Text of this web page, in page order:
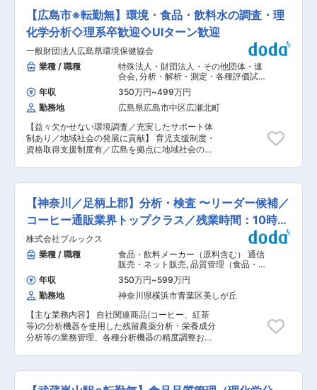
の定める業務
程 ■組織構成 部門30名程 若手からベテランまで
幅広い社員が活躍しています。 ■当社について
・1958年に設立されたスープ、調味料、加工食
品、業務用食品の製造・販売を行う食品メーカー
です。 ・1952年には、国産初の『固形コンソメ
スープ』や『麺用粉末スープ』『オイスターソー
ス』などを開発し、食のパイオニアとして新しい
『おいしさ』を提案してきました。 ・現在は、
JTグループの食品事業を担う企業として、独自技
術を活用した『高核酸酵母エキス』など、和洋中
を問わず幅広く使用できる高付加価値商品の開
発・生産に取り組んでいます。 ・アメリカ、中
国、タイ、インドネシアに製造・販売会社を有
富士食品工業グループ全体の生産力と販売力を高
めています。 変更の範囲：会社の定める業務
でを担当いただきます。 【業務内容】 顧客との
窓口担当として、知見を活かしながらPJの管理を
いただきます。 ※分析業務はラボチームが行いま
す。 ■分析内容の顧客ヒアリング ■分析メニュー
の提案・見積書作成 ■ラボチーム（分析担当者）
との連携： 試験内容や検体輸送に関する問い合わ
せ対応や調整など ■分析検体の試験所への発送／
進捗管理 ■分析報告書・請求書の発行 ■分析結果
に関する問い合わせ対応 ■受注・売上データの集
計、債権回収 【配属先について】 配属予定のCS
グループは計4名在籍しております。 職位に関わ
らず、意見を言いやすいフラットな雰囲気です。
各案件は担当者が主体となって対応しますが、疑
問や問題が生じた場合は随時メンバー同士でフォ
ローし合っています。 当社単独での従業員数は少
ます。 【おすすめポイント】 ■様々な分析方法
を学べる◎： 食品の種類、分析方法の種類も多岐
に渡るため、新しい分析方法を幅広く学ぶことが
可能です。新たな発見もあり、自身で調べたもの
を活かして提案を進めるやりがいがあります。 ■
国際的な仕事ができる◎： 世界各国のユーロフィ
ングループのラボとやり取りがあり、日本では対
応できない分析は海外ラボで対応します。また、
輸出に関わるPJの場合、現地の法規制などの知識
も得ることができます。 英語の文書を読解するこ
ともあるため、英語力も活かせます。 【取引先】
主な取引先は食品メーカーや原材料卸、官公庁な
どです。 製品の分析や品質保証、海外輸出時の調
社について】 世界最大の分析会社であるEurofins
の日本法人グループ企業となります。欧州では圧
【広島市※転勤無】環境・食品・飲料水の調査・理
化学分析◇理系卒歓迎◇UIターン歓迎
一般財団法人広島県環境保健協会
業種 / 職種
特殊法人・財団法人・その他団体・連
合会, 分析・解析・測定・各種評価試験
（化学） 分析・解析・測定・各種評価
試験（食品・香料・飼料）
年収 350万円~499万円
勤務地
広島県広島市中区広瀬北町
【益々欠かせない環境調査／充実したサポート体
制あり／地域社会の発展に貢献】 育児支援制度・
資格取得支援制度有／広島を拠点に地域社会の安
査・分析の専門性をさらに高めたい」という方を
歓迎します。私たちとともに、環境と人々の暮ら
しを支える仕事に挑戦してみませんか。 ■採用背
景 活動範囲を広島から全国へ展開しているため、
調査・分析サービスに関するご依頼が増加してい
ます。今後も高品質なサービスを安定して提供し
続けるため、長期的な視点で組織体制の強化を図
るべく、新たな人材を募集します。 ■職務内容
環境水や大気、土壌、食品、飲料水、廃棄物など
の理化学分析・微生物検査・調査測定等を行いま
す。職員は試験室での理化学分析のほか、フィー
ルドワークや環境・食品に関するコンサルティン
グ、営業なども担当します。 ■お取引先 国や地
方公共団体、民間企業（建設、環境調査、製造
業、食品など） ■社会ニーズ 環境保全への関心
の高まりや法規制の強化、食品の安全性確保、水
果は、企業や自治体の環境管理や計画、公共イン
【神奈川／足柄上郡】分析・検査 〜リーダー候補／
コーヒー通販業界トップクラス／残業時間：10時
間〜
株式会社ブルックス
業種 / 職種
食品・飲料メーカー（原料含む） 通信
販売・ネット販売, 品質管理（食品・香
料・飼料） 分析・解析・測定・各種評
価試験（食品・香料・飼料）
年収 350万円~599万円
勤務地
神奈川県横浜市青葉区美しが丘
【主な業務内容】 自社関連商品(コーヒー、紅茶
等)の分析機器を使用した残留農薬分析・栄養成分
分析等の業務管理、各種分析機器の精度調整およ
・検査をして結果を出すだけでなく、分析・検査
業務全体が潤滑に機能できるための管理を任せま